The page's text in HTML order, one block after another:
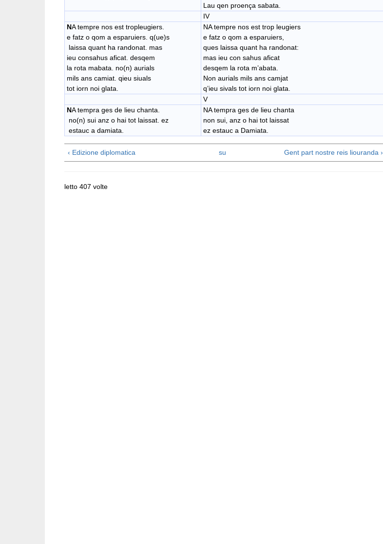
Lau qen proença sabata.
IV
NA tempre nos est tropleugiers.
e fatz o qom a esparuiers. q(ue)s
laissa quant ha randonat. mas
ieu consahus aficat. desqem
la rota mabata. no(n) aurials
mils ans camiat. qieu siuals
tot iorn noi glata.
NA tempre nos est trop leugiers
e fatz o qom a esparuiers,
ques laissa quant ha randonat:
mas ieu con sahus aficat
desqem la rota m’abata.
Non aurials mils ans camjat
q’ieu sivals tot iorn noi glata.
V
NA tempra ges de lieu chanta.
no(n) sui anz o hai tot laissat. ez
estauc a damiata.
NA tempra ges de lieu chanta
non sui, anz o hai tot laissat
ez estauc a Damiata.
‹ Edizione diplomatica su Gent part nostre reis liouranda ›
letto 407 volte